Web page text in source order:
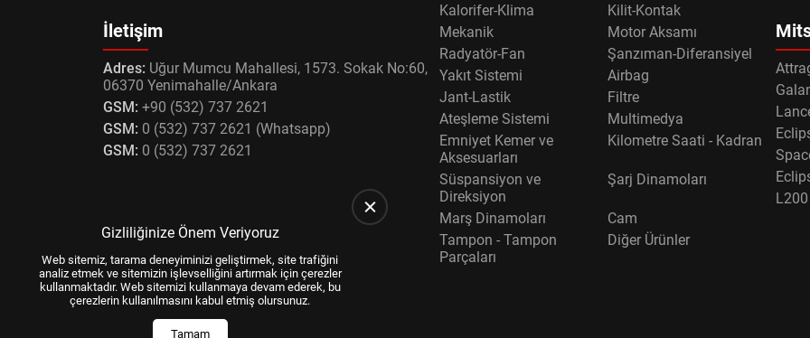
İletişim
Adres: Uğur Mumcu Mahallesi, 1573. Sokak No:60,
06370 Yenimahalle/Ankara
GSM: +90 (532) 737 2621
GSM: 0 (532) 737 2621 (Whatsapp)
GSM: 0 (532) 737 2621
Kalorifer-Klima
Kilit-Kontak
Mekanik
Motor Aksamı
Radyatör-Fan
Şanzıman-Diferansiyel
Yakıt Sistemi
Airbag
Jant-Lastik
Filtre
Ateşleme Sistemi
Multimedya
Emniyet Kemer ve
Aksesuarları
Kilometre Saati - Kadran
Süspansiyon ve
Direksiyon
Şarj Dinamoları
Marş Dinamoları
Cam
Tampon - Tampon
Parçaları
Diğer Ürünler
L200
Gizliliğinize Önem Veriyoruz
Web sitemiz, tarama deneyiminizi geliştirmek, site trafiğini
analiz etmek ve sitemizin işlevselliğini artırmak için çerezler
kullanmaktadır. Web sitemizi kullanmaya devam ederek, bu
çerezlerin kullanılmasını kabul etmiş olursunuz.
Tamam